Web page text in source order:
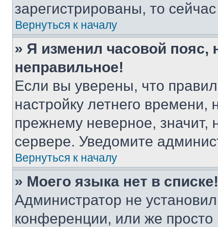
зарегистрированы, то
Вернуться к началу
» Я изменил часовой пояс,
неправильное!
Если вы уверены, что
настройку летнего
прежнему неверное, значит,
сервере. Уведомите
Вернуться к началу
» Моего языка нет в списке!
Администратор не
конференции, или же